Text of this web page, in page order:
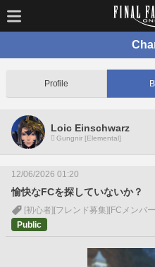
Profile
Loic Einschwarz
Gungnir [Elemental]
12/06/2026 01:20
愉快なFCを探していないか？
[初心者] [フレンド募集] [FCメンバ
Public